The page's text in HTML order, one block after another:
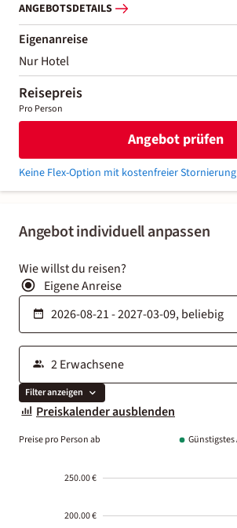
Angebot individuell anpassen
Wie willst du reisen?
Eigene Anreise
Filter anzeigen
Preiskalender ausblenden
Preise pro Person ab
250.00 €
200.00 €
ANGEBOTSDETAILS
Eigenanreise
Nur Hotel
Reisepreis
Pro Person
Angebot prüfen
Keine Flex-Option mit kostenfreier